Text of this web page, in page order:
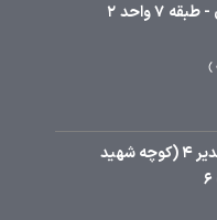
واحد 2
البرز، نظرآباد، الغدیر جنوبی، کوچه غدیر 4 (کوچه شهید